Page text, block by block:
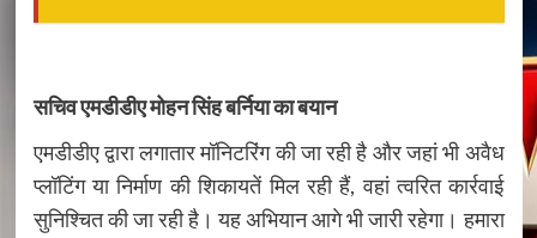
सचिव एमडीडीए मोहन सिंह बर्निया का बयान
एमडीडीए द्वारा लगातार मॉनिटरिंग की जा रही है और जहां भी अवैध
प्लॉटिंग या निर्माण की शिकायतें मिल रही हैं, वहां त्वरित कार्रवाई
सुनिश्चित की जा रही है। यह अभियान आगे भी जारी रहेगा। हमारा